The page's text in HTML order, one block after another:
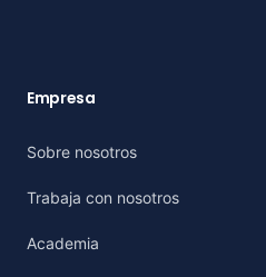
Empresa
Sobre nosotros
Trabaja con nosotros
Academia